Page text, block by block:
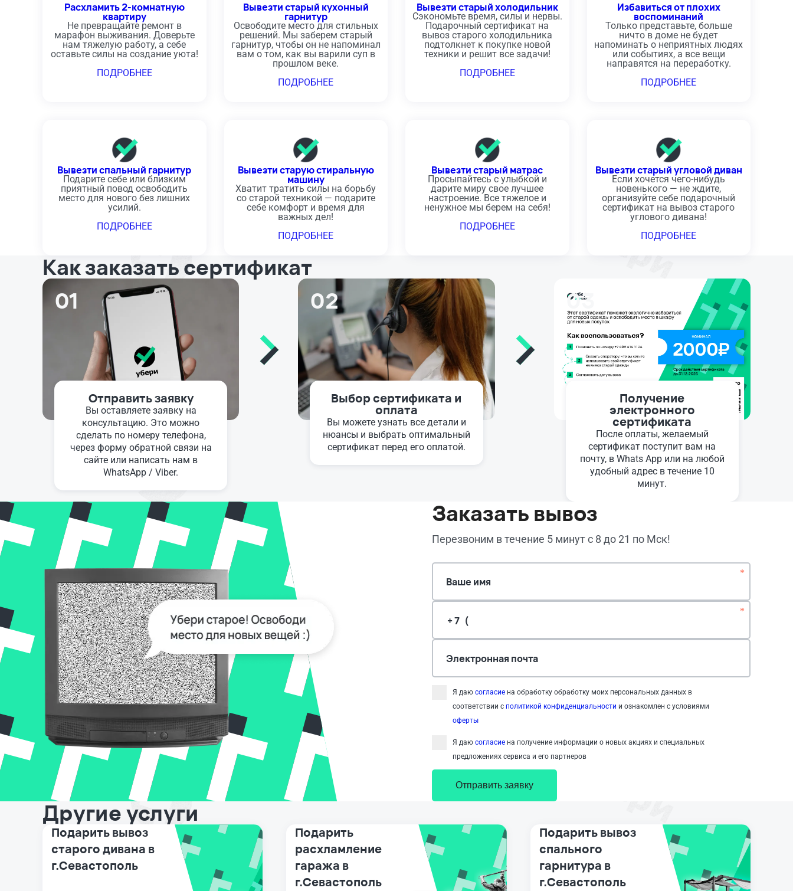
Раcхламить 2-комнатную
квартиру
Не превращайте ремонт в
марафон выживания. Доверьте
нам тяжелую работу, а себе
оставьте силы на создание уюта!
ПОДРОБНЕЕ
Вывезти старый кухонный
гарнитур
Освободите место для стильных
решений. Мы заберем старый
гарнитур, чтобы он не напоминал
вам о том, как вы варили суп в
прошлом веке.
ПОДРОБНЕЕ
Вывезти старый холодильник
Сэкономьте время, силы и нервы.
Подарочный сертификат на
вывоз старого холодильника
подтолкнет к покупке новой
техники и решит все задачи!
ПОДРОБНЕЕ
Избавиться от плохих
воспоминаний
Только представьте, больше
ничто в доме не будет
напоминать о неприятных людях
или событиях, а все вещи
направятся на переработку.
ПОДРОБНЕЕ
Вывезти спальный гарнитур
Подарите себе или близким
приятный повод освободить
место для нового без лишних
усилий.
ПОДРОБНЕЕ
Вывезти старую стиральную
машину
Хватит тратить силы на борьбу
со старой техникой — подарите
себе комфорт и время для
важных дел!
ПОДРОБНЕЕ
Вывезти старый матрас
Просыпайтесь с улыбкой и
дарите миру свое лучшее
настроение. Все тяжелое и
ненужное мы берем на себя!
ПОДРОБНЕЕ
Вывезти старый угловой диван
Если хочется чего-нибудь
новенького — не ждите,
организуйте себе подарочный
сертификат на вывоз старого
углового дивана!
ПОДРОБНЕЕ
Как заказать сертификат
01
Отправить заявку
Вы оставляете заявку на
консультацию. Это можно
сделать по номеру телефона,
через форму обратной связи на
сайте или написать нам в
WhatsApp / Viber.
02
Выбор сертификата и
оплата
Вы можете узнать все детали и
нюансы и выбрать оптимальный
сертификат перед его оплатой.
03
Получение
электронного
сертификата
После оплаты, желаемый
сертификат поступит вам на
почту, в Whats App или на любой
удобный адрес в течение 10
минут.
Заказать вывоз
Перезвоним в течение 5 минут с 8 до 21 по Мск!
Ваше имя
*
*
Электронная почта
Я даю согласие на обработку обработку моих персональных данных в
соответствии с политикой конфиденциальности и ознакомлен с условиями
оферты
Я даю согласие на получение информации о новых акциях и специальных
предложениях сервиса и его партнеров
Отправить заявку
Другие услуги
Подарить вывоз
старого дивана в
г.Севастополь
Подарить
расхламление
гаража в
г.Севастополь
Подарить вывоз
спального
гарнитура в
г.Севастополь